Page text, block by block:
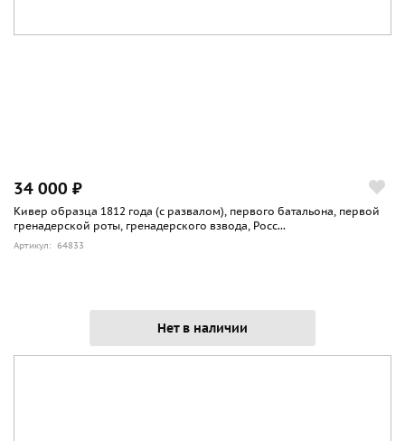
34 000 ₽
Кивер образца 1812 года (с развалом), первого батальона, первой
гренадерской роты, гренадерского взвода, Росс...
Артикул: 64833
Нет в наличии